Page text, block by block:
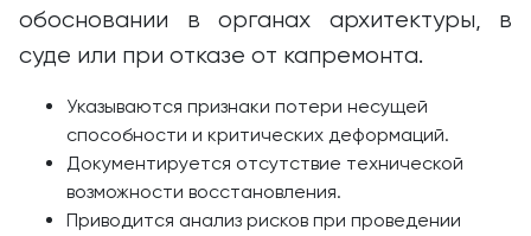
обосновании в органах архитектуры, в
суде или при отказе от капремонта.
Указываются признаки потери несущей
способности и критических деформаций.
Документируется отсутствие технической
возможности восстановления.
Приводится анализ рисков при проведении